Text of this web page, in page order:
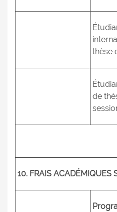
thèse
de
10. FRAIS ACADÉMIQUES